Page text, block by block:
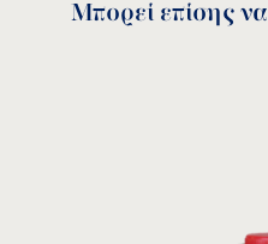
Μπορεί επίσης